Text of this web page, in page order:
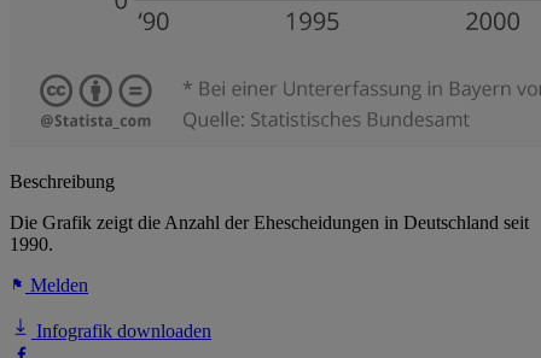
Beschreibung
Die Grafik zeigt die Anzahl der Ehescheidungen in Deutschland seit
1990.
Melden
Infografik downloaden